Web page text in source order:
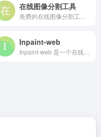
在线图像分割工具
Inpaint-web